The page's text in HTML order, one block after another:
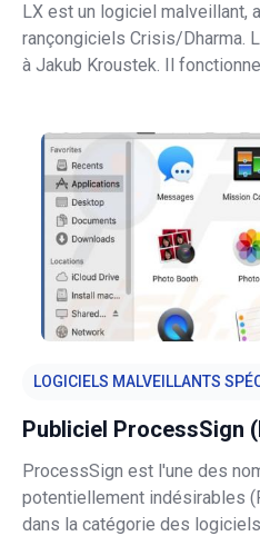
LX est un logiciel malveillant,
rançongiciels Crisis/Dharma.
à Jakub Kroustek. Il
tous les fi
LOGICIELS MALVEILLANTS
Publiciel ProcessSign
ProcessSign est l'une des
potentiellement indésirables
dans la catégorie des